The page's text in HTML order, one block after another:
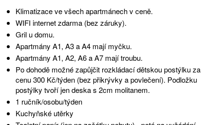
Klimatizace ve všech apartmánech v ceně.
WIFI internet zdarma (bez záruky).
Gril u domu.
Apartmány A1, A3 a A4 mají myčku.
Apartmány A1, A2, A6 a A7 mají troubu.
Po dohodě možné zapůjčit rozkládací dětskou postýlku za
cenu 300 Kč/týden (bez přikrývky a povlečení). Podložku
postýlky tvoří jen deska s 2cm molitanem.
1 ručník/osobu/týden
Kuchyňské utěrky